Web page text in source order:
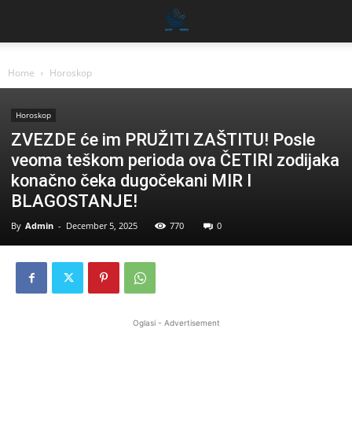
Home Horoskop
Horoskop
ZVEZDE će im PRUŽITI ZAŠTITU! Posle
veoma teškom perioda ova ČETIRI zodijaka
konačno čeka dugočekani MIR I
BLAGOSTANJE!
By Admin - December 5, 2025 770 0
Oglasi - Advertisement